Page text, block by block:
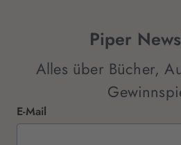
Piper
Alles über Bücher,
E-Mail